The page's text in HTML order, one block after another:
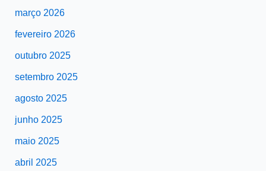
março 2026
fevereiro 2026
outubro 2025
setembro 2025
agosto 2025
junho 2025
maio 2025
abril 2025